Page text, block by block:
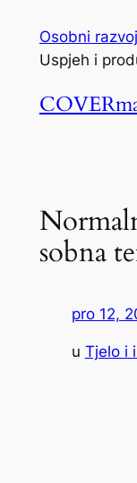
sadržaja
Osobni razvoj
Uspjeh i
sobna
pro 12,
u Tjelo i